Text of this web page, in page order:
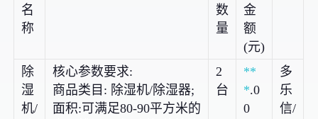
名
称
数
量
金
额
(元)
除
湿
机/
核心参数要求:
商品类目: 除湿机/除湿器;
面积:可满足80-90平方米的
2
台
**
*.0
0
多
乐
信/